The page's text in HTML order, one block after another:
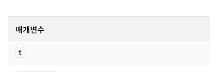
매개변수
t